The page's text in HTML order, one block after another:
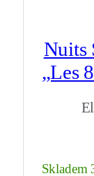
Nuits
„Les
Skladem